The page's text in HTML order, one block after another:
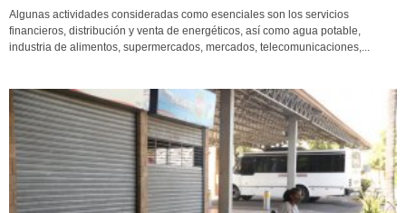
Algunas actividades consideradas como esenciales son los servicios
financieros, distribución y venta de energéticos, así como agua potable,
industria de alimentos, supermercados, mercados, telecomunicaciones,...